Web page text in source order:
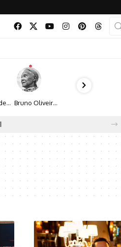
Fotografia de Fátima Carlini transforma paisagens naturais em experiências de contemplação Bruno Oliveira retrata o cotidiano urbano por meio da fotografia em preto e branco